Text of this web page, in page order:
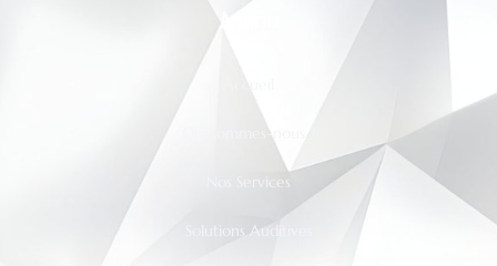
Menu
Qui sommes-nous ?
Nos Services
Solutions Auditives